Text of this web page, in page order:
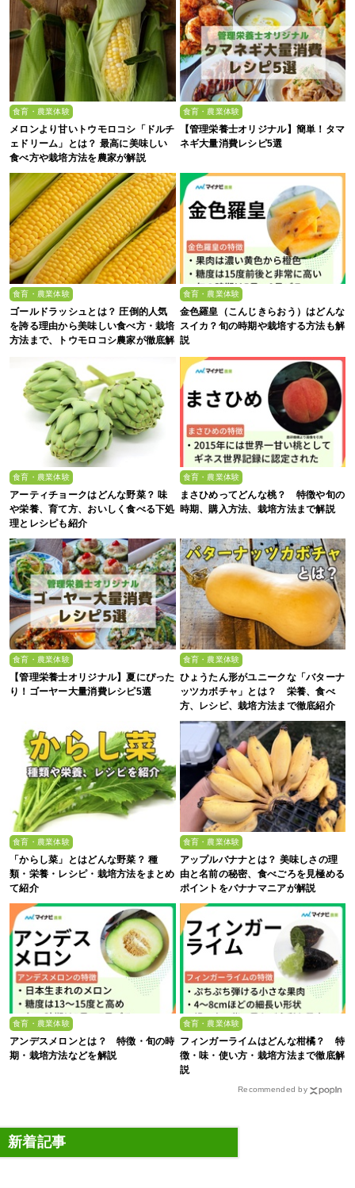
食育・農業体験
メロンより甘いトウモロコシ「ドルチ
ェドリーム」とは？ 最高に美味しい
食べ方や栽培方法を農家が解説
食育・農業体験
【管理栄養士オリジナル】簡単！タマ
ネギ大量消費レシピ5選
食育・農業体験
ゴールドラッシュとは？ 圧倒的人気
を誇る理由から美味しい食べ方・栽培
方法まで、トウモロコシ農家が徹底解
食育・農業体験
金色羅皇（こんじきらおう）はどんな
スイカ？旬の時期や栽培する方法も解
説
食育・農業体験
アーティチョークはどんな野菜？ 味
や栄養、育て方、おいしく食べる下処
理とレシピも紹介
食育・農業体験
まさひめってどんな桃？ 特徴や旬の
時期、購入方法、栽培方法まで解説
食育・農業体験
【管理栄養士オリジナル】夏にぴった
り！ゴーヤー大量消費レシピ5選
食育・農業体験
ひょうたん形がユニークな「バターナ
ッツカボチャ」とは？ 栄養、食べ
方、レシピ、栽培方法まで徹底紹介
食育・農業体験
「からし菜」とはどんな野菜？ 種
類・栄養・レシピ・栽培方法をまとめ
て紹介
食育・農業体験
アップルバナナとは？ 美味しさの理
由と名前の秘密、食べごろを見極める
ポイントをバナナマニアが解説
食育・農業体験
アンデスメロンとは？ 特徴・旬の時
期・栽培方法などを解説
食育・農業体験
フィンガーライムはどんな柑橘？ 特
徴・味・使い方・栽培方法まで徹底解
説
Recommended by
新着記事